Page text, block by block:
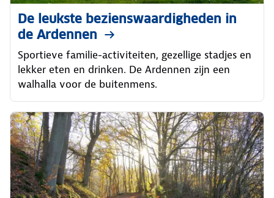
De leukste bezienswaardigheden in
de Ardennen
Sportieve familie-activiteiten, gezellige stadjes en
lekker eten en drinken. De Ardennen zijn een
walhalla voor de buitenmens.